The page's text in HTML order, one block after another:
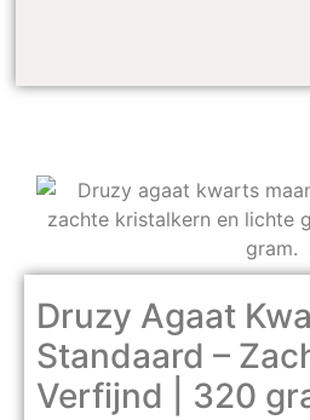
Druzy Agaat
Standaard –
Verfijnd | 320